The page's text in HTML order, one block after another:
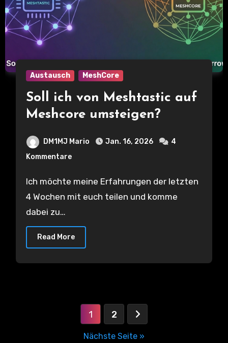
Austausch MeshCore
Soll ich von Meshtastic auf
Meshcore umsteigen?
DM1MJ Mario Jan. 16, 2026
4
Kommentare
Ich möchte meine Erfahrungen der letzten
4 Wochen mit euch teilen und komme
dabei zu…
Read More
Seitennummerierung
1 2
Nächste Seite »